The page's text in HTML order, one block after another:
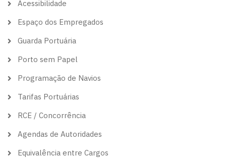
Acessibilidade
Espaço dos Empregados
Guarda Portuária
Porto sem Papel
Programação de Navios
Tarifas Portuárias
RCE / Concorrência
Agendas de Autoridades
Equivalência entre Cargos